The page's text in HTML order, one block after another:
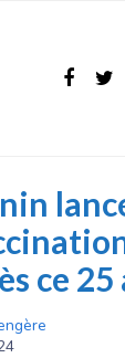
ce 25